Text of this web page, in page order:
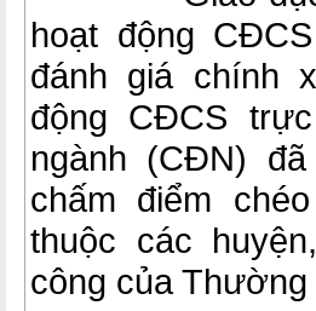
hoạt động
đánh giá chính
động CĐCS
ngành (CĐN)
chấm điểm
thuộc các
công của